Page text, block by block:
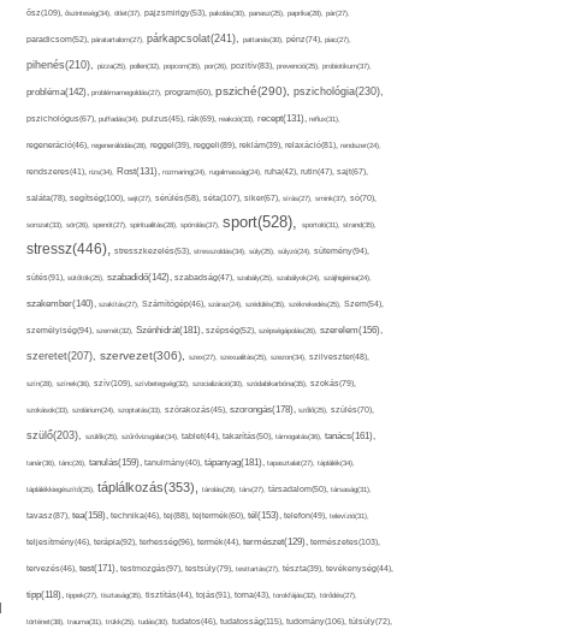
ősz(109), őszinteség(34), ötlet(37), pajzsmirigy(53), pakolás(30), panasz(25), paprika(28), pár(27),
paradicsom(52), páratartalom(27), párkapcsolat(241), pattanás(30), pénz(74), piac(27),
pihenés(210), pizza(25), pollen(32), popcorn(35), por(26), pozitív(83), prevenció(25), probiotikum(37),
probléma(142), problémamegoldás(27), program(60), psziché(290), pszichológia(230),
pszichológus(67), puffadás(34), pulzus(45), rák(69), reakció(33), recept(131), reflux(31),
regeneráció(46), regenerálódás(28), reggel(39), reggeli(89), reklám(39), relaxáció(81), rendszer(24),
rendszeres(41), rizs(34), Rost(131), rozmaring(24), rugalmasság(24), ruha(42), rutin(47), sajt(67),
saláta(78), segítség(100), sejt(27), sérülés(58), séta(107), siker(67), sírás(27), smink(37), só(70),
sorozat(33), sör(26), spenót(27), spiritualitás(28), spórolás(37), sport(528), sportoló(31), strand(35),
stressz(446), stresszkezelés(53), stresszoldás(34), súly(25), súlyzó(24), sütemény(94),
sütés(91), sütőtök(25), szabadidő(142), szabadság(47), szabály(25), szabályok(24), szájhigiénia(24),
szakember(140), szakítás(27), Számítógép(46), száraz(24), szédülés(35), székrekedés(25), Szem(54),
személyiség(94), szemét(32), Szénhidrát(181), szépség(52), szépségápolás(26), szerelem(156),
szeretet(207), szervezet(306), szex(27), szexualitás(25), szezon(34), szilveszter(48),
szín(28), színek(36), szív(109), szívbetegség(32), szocializáció(30), szódabikarbóna(35), szokás(79),
szokások(33), szolárium(24), szoptatás(33), szórakozás(45), szorongás(178), szőlő(25), szülés(70),
szülő(203), szülők(25), szűrővizsgálat(34), tablet(44), takarítás(50), támogatás(36), tanács(161),
tanár(36), tánc(26), tanulás(159), tanulmány(40), tápanyag(181), tapasztalat(27), táplálék(34),
táplálékkiegészítő(25), táplálkozás(353), tárolás(29), társ(27), társadalom(50), társaság(31),
tavasz(87), tea(158), technika(46), tej(88), tejtermék(60), tél(153), telefon(49), televízió(31),
teljesítmény(46), terápia(92), terhesség(96), termék(44), természet(129), természetes(103),
tervezés(46), test(171), testmozgás(97), testsúly(79), testtartás(27), tészta(39), tevékenység(44),
tipp(118), tippek(27), tisztaság(35), tisztítás(44), tojás(91), torna(43), torokfájás(32), törődés(27),
történet(38), trauma(31), trükk(25), tudás(30), tudatos(46), tudatosság(115), tudomány(106), túlsúly(72),